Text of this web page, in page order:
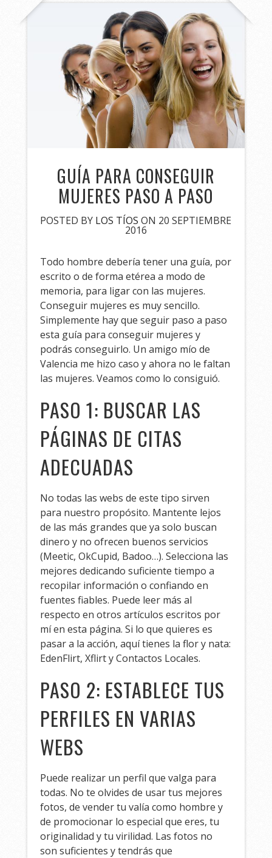
GUÍA PARA CONSEGUIR
MUJERES PASO A PASO
POSTED BY LOS TÍOS ON 20 SEPTIEMBRE
2016
Todo hombre debería tener una guía, por
escrito o de forma etérea a modo de
memoria, para ligar con las mujeres.
Conseguir mujeres es muy sencillo.
Simplemente hay que seguir paso a paso
esta guía para conseguir mujeres y
podrás conseguirlo. Un amigo mío de
Valencia me hizo caso y ahora no le faltan
las mujeres. Veamos como lo consiguió.
PASO 1: BUSCAR LAS
PÁGINAS DE CITAS
ADECUADAS
No todas las webs de este tipo sirven
para nuestro propósito. Mantente lejos
de las más grandes que ya solo buscan
dinero y no ofrecen buenos servicios
(Meetic, OkCupid, Badoo…). Selecciona las
mejores dedicando suficiente tiempo a
recopilar información o confiando en
fuentes fiables. Puede leer más al
respecto en otros artículos escritos por
mí en esta página. Si lo que quieres es
pasar a la acción, aquí tienes la flor y nata:
EdenFlirt, Xflirt y Contactos Locales.
PASO 2: ESTABLECE TUS
PERFILES EN VARIAS
WEBS
Puede realizar un perfil que valga para
todas. No te olvides de usar tus mejores
fotos, de vender tu valía como hombre y
de promocionar lo especial que eres, tu
originalidad y tu virilidad. Las fotos no
son suficientes y tendrás que